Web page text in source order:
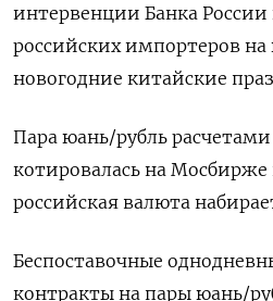
интервенции Банка
российских импортеров
новогодние китайские
Пара юань/рубль
котировалась на Мосбирже
российская валюта
Беспоставочные
контракты на пары юань/